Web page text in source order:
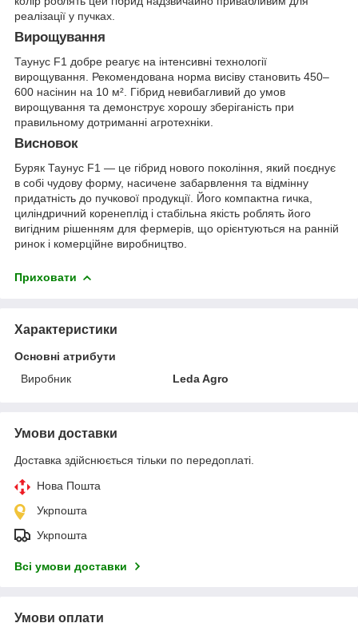
реалізації у пучках.
Вирощування
Таунус F1 добре реагує на інтенсивні технології
вирощування. Рекомендована норма висіву становить 450–
600 насінин на 10 м². Гібрид невибагливий до умов
вирощування та демонструє хорошу зберіганість при
правильному дотриманні агротехніки.
Висновок
Буряк Таунус F1 — це гібрид нового покоління, який поєднує
в собі чудову форму, насичене забарвлення та відмінну
придатність до пучкової продукції. Його компактна гичка,
циліндричний коренеплід і стабільна якість роблять його
вигідним рішенням для фермерів, що орієнтуються на ранній
ринок і комерційне виробництво.
Приховати
Характеристики
Основні атрибути
Виробник
Leda Agro
Умови доставки
Доставка здійснюється тільки по передоплаті.
Нова Пошта
Укрпошта
Укрпошта
Всі умови доставки
Умови оплати